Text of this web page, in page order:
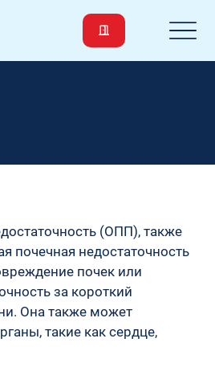
(ОПП), также
почечная недостаточность
почек или
за короткий
Она также может
такие как сердце,